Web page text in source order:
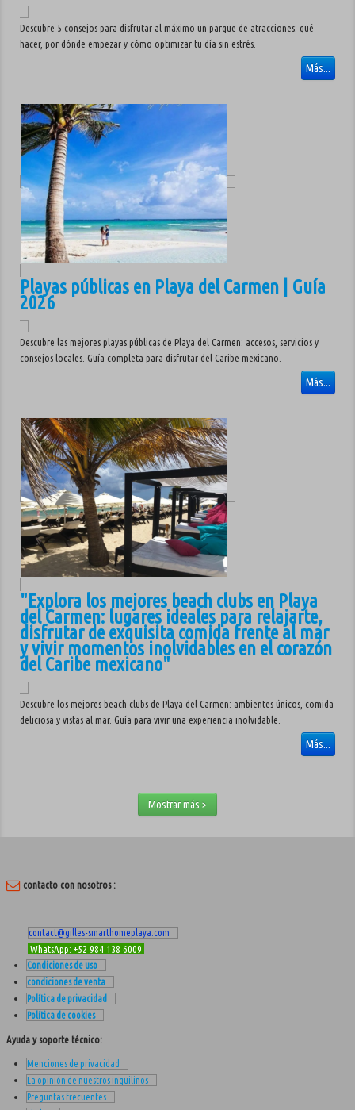
Descubre 5 consejos para disfrutar al máximo un parque de atracciones: qué
hacer, por dónde empezar y cómo optimizar tu día sin estrés.
Más...
Playas públicas en Playa del Carmen | Guía
2026
Descubre las mejores playas públicas de Playa del Carmen: accesos, servicios y
consejos locales. Guía completa para disfrutar del Caribe mexicano.
Más...
"Explora los mejores beach clubs en Playa
del Carmen: lugares ideales para relajarte,
disfrutar de exquisita comida frente al mar
y vivir momentos inolvidables en el corazón
del Caribe mexicano"
Descubre los mejores beach clubs de Playa del Carmen: ambientes únicos, comida
deliciosa y vistas al mar. Guía para vivir una experiencia inolvidable.
Más...
Mostrar más >
contacto con nosotros :
contact@gilles-smarthomeplaya.com
WhatsApp: +52 984 138 6009
Condiciones de uso
condiciones de venta
Política de privacidad
Política de cookies
Ayuda y soporte técnico:
Menciones de privacidad
La opinión de nuestros inquilinos
Preguntas frecuentes